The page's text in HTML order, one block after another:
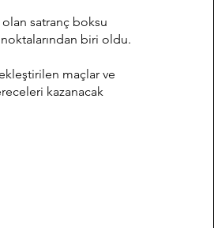
satranç boksu
biri oldu.
maçlar ve
kazanacak